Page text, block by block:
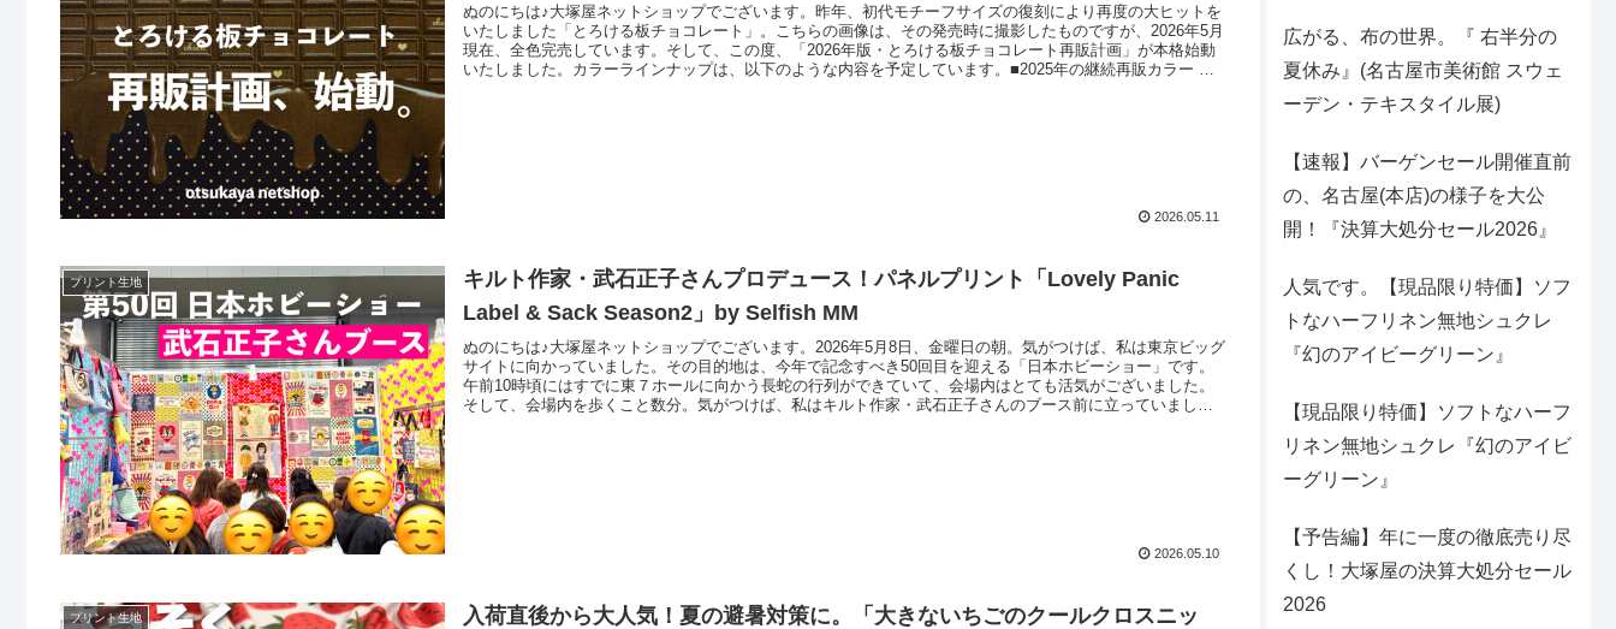
ぬのにちは♪大塚屋ネットショップでございます。昨年、初代モチーフサイズの復刻により再度の大ヒットを
いたしました「とろける板チョコレート」。こちらの画像は、その発売時に撮影したものですが、2026年5月
現在、全色完売しています。そして、この度、「2026年版・とろける板チョコレート再販計画」が本格始動
いたしました。カラーラインナップは、以下のような内容を予定しています。■2025年の継続再販カラー →
2026.05.11
プリント生地
キルト作家・武石正子さんプロデュース！パネルプリント「Lovely Panic
Label & Sack Season2」by Selfish MM
ぬのにちは♪大塚屋ネットショップでございます。2026年5月8日、金曜日の朝。気がつけば、私は東京ビッグ
サイトに向かっていました。その目的地は、今年で記念すべき50回目を迎える「日本ホビーショー」です。
午前10時頃にはすでに東７ホールに向かう長蛇の行列ができていて、会場内はとても活気がございました。
そして、会場内を歩くこと数分。気がつけば、私はキルト作家・武石正子さんのブース前に立っていまし
2026.05.10
プリント生地
入荷直後から大人気！夏の避暑対策に。「大きないちごのクールクロスニッ
広がる、布の世界。『 右半分の
夏休み』(名古屋市美術館 スウェ
ーデン・テキスタイル展)
【速報】バーゲンセール開催直前
の、名古屋(本店)の様子を大公
開！『決算大処分セール2026』
人気です。【現品限り特価】ソフ
トなハーフリネン無地シュクレ
『幻のアイビーグリーン』
【現品限り特価】ソフトなハーフ
リネン無地シュクレ『幻のアイビ
ーグリーン』
【予告編】年に一度の徹底売り尽
くし！大塚屋の決算大処分セール
2026